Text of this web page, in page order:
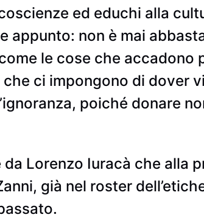
ed educhi alla
appunto: non è mai
le cose che accadono
ci impongono di dover
poiché donare
Lorenzo Iuracà che alla
già nel roster